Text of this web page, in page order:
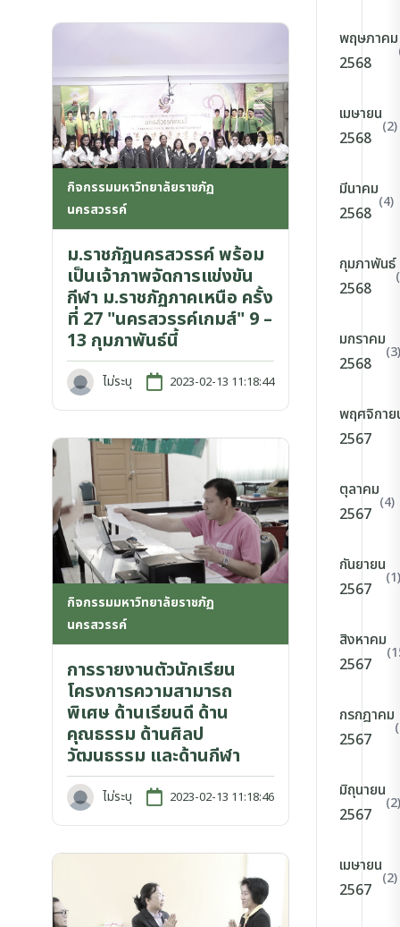
กิจกรรมมหาวิทยาลัยราชภัฏ
นครสวรรค์
ม.ราชภัฏนครสวรรค์ พร้อม
เป็นเจ้าภาพจัดการแข่งขัน
กีฬา ม.ราชภัฏภาคเหนือ ครั้ง
ที่ 27 "นครสวรรค์เกมส์" 9 –
13 กุมภาพันธ์นี้
ไม่ระบุ 2023-02-13 11:18:44
กิจกรรมมหาวิทยาลัยราชภัฏ
นครสวรรค์
การรายงานตัวนักเรียน
โครงการความสามารถ
พิเศษ ด้านเรียนดี ด้าน
คุณธรรม ด้านศิลป
วัฒนธรรม และด้านกีฬา
ไม่ระบุ 2023-02-13 11:18:46
พฤษภาคม
2568
เมษายน
2568
(2)
มีนาคม
2568
(4)
กุมภาพันธ์
2568
มกราคม
2568
(3)
พฤศจิกาย
2567
ตุลาคม
2567
(4)
กันยายน
2567
(1)
สิงหาคม
2567
กรกฎาคม
2567
มิถุนายน
2567
(2)
เมษายน
2567
(2)